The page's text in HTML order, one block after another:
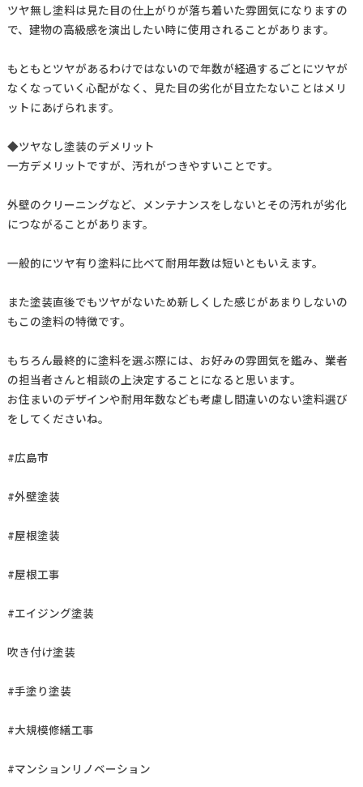
ツヤ無し塗料は見た目の仕上がりが落ち着いた雰囲気になりますの
で、建物の高級感を演出したい時に使用されることがあります。
もともとツヤがあるわけではないので年数が経過するごとにツヤが
なくなっていく心配がなく、見た目の劣化が目立たないことはメリ
ットにあげられます。
◆ツヤなし塗装のデメリット
一方デメリットですが、汚れがつきやすいことです。
外壁のクリーニングなど、メンテナンスをしないとその汚れが劣化
につながることがあります。
一般的にツヤ有り塗料に比べて耐用年数は短いともいえます。
また塗装直後でもツヤがないため新しくした感じがあまりしないの
もこの塗料の特徴です。
もちろん最終的に塗料を選ぶ際には、お好みの雰囲気を鑑み、業者
の担当者さんと相談の上決定することになると思います。
お住まいのデザインや耐用年数なども考慮し間違いのない塗料選び
をしてくださいね。
#広島市
#外壁塗装
#屋根塗装
#屋根工事
#エイジング塗装
吹き付け塗装
#手塗り塗装
#大規模修繕工事
#マンションリノベーション